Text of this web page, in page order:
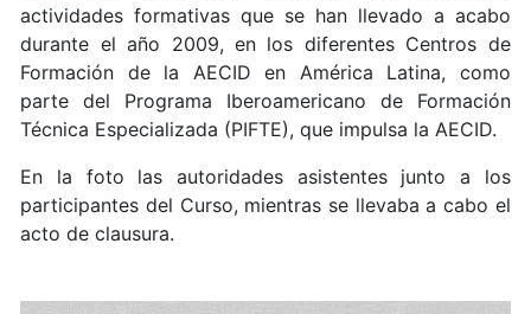
actividades formativas que se han llevado a acabo
durante el año 2009, en los diferentes Centros de
Formación de la AECID en América Latina, como
parte del Programa Iberoamericano de Formación
Técnica Especializada (PIFTE), que impulsa la AECID.
En la foto las autoridades asistentes junto a los
participantes del Curso, mientras se llevaba a cabo el
acto de clausura.